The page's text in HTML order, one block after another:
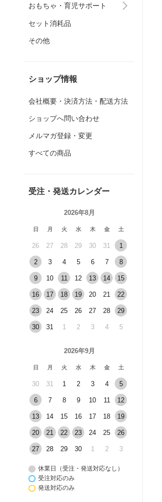
おもちゃ・育児サポート
セット消耗品
その他
ショップ情報
会社概要・決済方法・配送方法
ショップへ問い合わせ
メルマガ登録・変更
すべての商品
受注・発送カレンダー
2026年8月
日 月 火 水 木 金 土
26 27 28 29 30 31 1
2 3 4 5 6 7 8
9 10 11 12 13 14 15
16 17 18 19 20 21 22
23 24 25 26 27 28 29
30 31 1 2 3 4 5
2026年9月
日 月 火 水 木 金 土
30 31 1 2 3 4 5
6 7 8 9 10 11 12
13 14 15 16 17 18 19
20 21 22 23 24 25 26
27 28 29 30 1 2 3
休業日（受注・発送対応なし）
受注対応のみ
発送対応のみ
彫刻 おしゃれ かっこいい 記念品 ノ